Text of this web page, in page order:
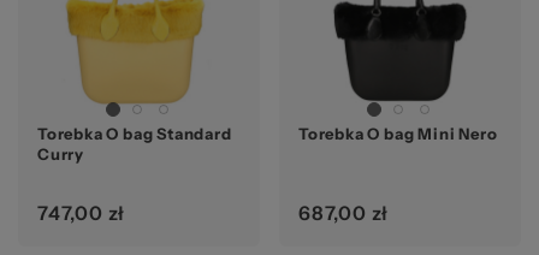
Torebka O bag Standard
Curry
747,00 zł
Torebka O bag Mini Nero
687,00 zł